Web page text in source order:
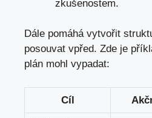
zkušenostem.
Dále pomáhá vytvořit
posouvat vpřed. Zde je
plán mohl vypadat:
Cíl